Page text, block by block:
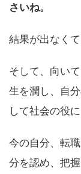
さいね。
結果が出なく
そして、向い
生を潤し、自
して社会の役
今の自分、転
分を認め、把